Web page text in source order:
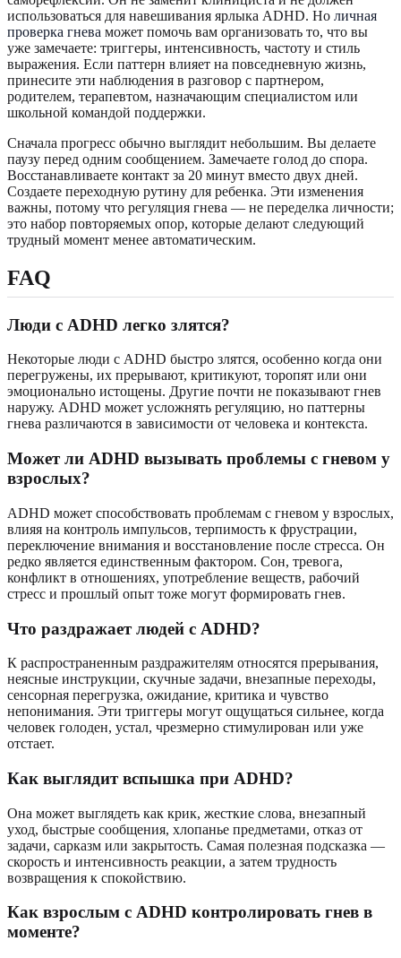
использоваться для навешивания ярлыка ADHD. Но личная
проверка гнева может помочь вам организовать то, что вы
уже замечаете: триггеры, интенсивность, частоту и стиль
выражения. Если паттерн влияет на повседневную жизнь,
принесите эти наблюдения в разговор с партнером,
родителем, терапевтом, назначающим специалистом или
школьной командой поддержки.
Сначала прогресс обычно выглядит небольшим. Вы делаете
паузу перед одним сообщением. Замечаете голод до спора.
Восстанавливаете контакт за 20 минут вместо двух дней.
Создаете переходную рутину для ребенка. Эти изменения
важны, потому что регуляция гнева — не переделка личности;
это набор повторяемых опор, которые делают следующий
трудный момент менее автоматическим.
FAQ
Люди с ADHD легко злятся?
Некоторые люди с ADHD быстро злятся, особенно когда они
перегружены, их прерывают, критикуют, торопят или они
эмоционально истощены. Другие почти не показывают гнев
наружу. ADHD может усложнять регуляцию, но паттерны
гнева различаются в зависимости от человека и контекста.
Может ли ADHD вызывать проблемы с гневом у
взрослых?
ADHD может способствовать проблемам с гневом у взрослых,
влияя на контроль импульсов, терпимость к фрустрации,
переключение внимания и восстановление после стресса. Он
редко является единственным фактором. Сон, тревога,
конфликт в отношениях, употребление веществ, рабочий
стресс и прошлый опыт тоже могут формировать гнев.
Что раздражает людей с ADHD?
К распространенным раздражителям относятся прерывания,
неясные инструкции, скучные задачи, внезапные переходы,
сенсорная перегрузка, ожидание, критика и чувство
непонимания. Эти триггеры могут ощущаться сильнее, когда
человек голоден, устал, чрезмерно стимулирован или уже
отстает.
Как выглядит вспышка при ADHD?
Она может выглядеть как крик, жесткие слова, внезапный
уход, быстрые сообщения, хлопанье предметами, отказ от
задачи, сарказм или закрытость. Самая полезная подсказка —
скорость и интенсивность реакции, а затем трудность
возвращения к спокойствию.
Как взрослым с ADHD контролировать гнев в
моменте?